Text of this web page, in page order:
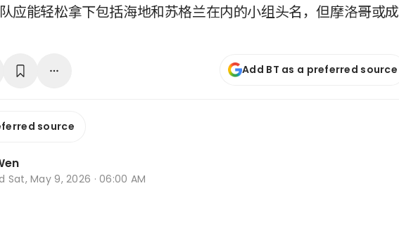
应能轻松拿下包括海地和苏格兰在内的小组头名，但摩洛哥或成
Add BT as a preferred source
source
Sat, May 9, 2026 · 06:00 AM